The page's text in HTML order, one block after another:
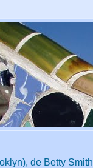
de Betty Smith